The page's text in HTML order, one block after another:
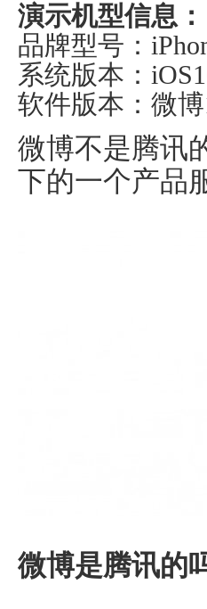
演示机型信息：
品牌型号：
系统版本：
软件版本：微博
微博不是腾讯
下的一个产品
微博是腾讯的